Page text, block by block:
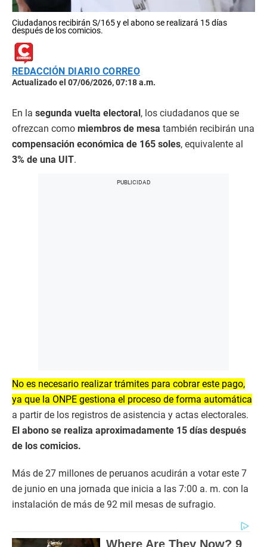
Ciudadanos recibirán S/165 y el abono se realizará 15 días
después de los comicios.
REDACCIÓN DIARIO CORREO
Actualizado el 07/06/2026, 07:18 a.m.
En la segunda vuelta electoral , los ciudadanos que se
ofrezcan como miembros de mesa también recibirán una
compensación económica de 165 soles, equivalente al
3% de una UIT.
No es necesario realizar trámites para cobrar este pago,
ya que la ONPE gestiona el proceso de forma automática
a partir de los registros de asistencia y actas electorales.
El abono se realiza aproximadamente 15 días después
de los comicios.
Más de 27 millones de peruanos acudirán a votar este 7
de junio en una jornada que inicia a las 7:00 a. m. con la
instalación de más de 92 mil mesas de sufragio.